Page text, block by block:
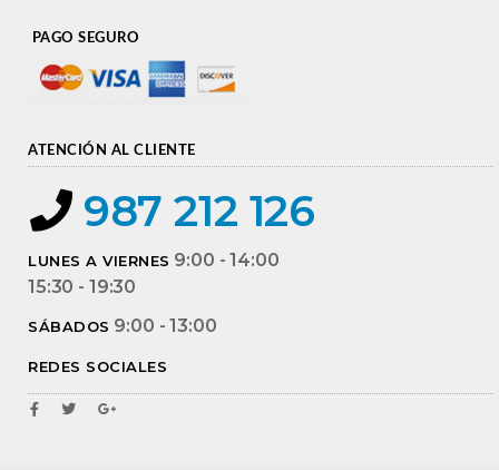
PAGO SEGURO
ATENCIÓN AL CLIENTE
987 212 126
LUNES A VIERNES 9:00 - 14:00
15:30 - 19:30
SÁBADOS 9:00 - 13:00
REDES SOCIALES